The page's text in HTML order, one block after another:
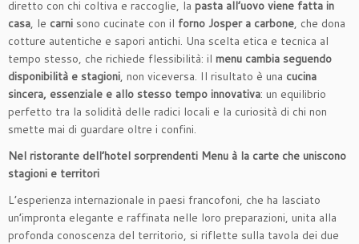
diretto con chi coltiva e raccoglie, la pasta all’uovo viene fatta in
casa, le carni sono cucinate con il forno Josper a carbone, che dona
cotture autentiche e sapori antichi. Una scelta etica e tecnica al
tempo stesso, che richiede flessibilità: il menu cambia seguendo
disponibilità e stagioni, non viceversa. Il risultato è una cucina
sincera, essenziale e allo stesso tempo innovativa: un equilibrio
perfetto tra la solidità delle radici locali e la curiosità di chi non
smette mai di guardare oltre i confini.
Nel ristorante dell’hotel sorprendenti Menu à la carte che uniscono
stagioni e territori
L’esperienza internazionale in paesi francofoni, che ha lasciato
un’impronta elegante e raffinata nelle loro preparazioni, unita alla
profonda conoscenza del territorio, si riflette sulla tavola dei due